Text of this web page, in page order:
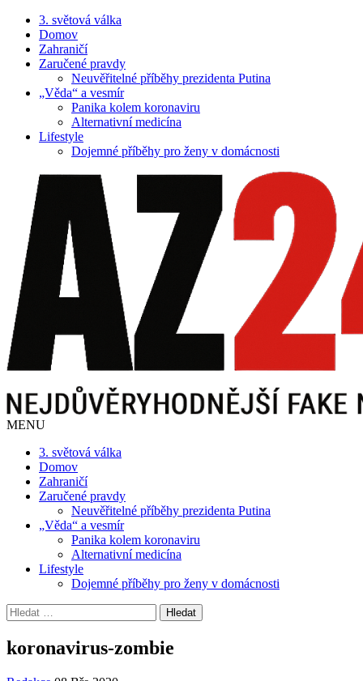
3. světová válka
Domov
Zahraničí
Zaručené pravdy
Neuvěřitelné příběhy prezidenta Putina
„Věda“ a vesmír
Panika kolem koronaviru
Alternativní medicína
Lifestyle
Dojemné příběhy pro ženy v domácnosti
MENU
3. světová válka
Domov
Zahraničí
Zaručené pravdy
Neuvěřitelné příběhy prezidenta Putina
„Věda“ a vesmír
Panika kolem koronaviru
Alternativní medicína
Lifestyle
Dojemné příběhy pro ženy v domácnosti
Vyhledávání
koronavirus-zombie